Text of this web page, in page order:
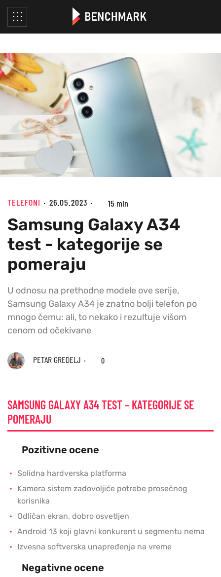
TELEFONI 26.05.2023 15 min
Samsung Galaxy A34
test - kategorije se
pomeraju
U odnosu na prethodne modele ove serije,
Samsung Galaxy A34 je znatno bolji telefon po
mnogo čemu: ali, to nekako i rezultuje višom
cenom od očekivane
PETAR GREDELJ 0
SAMSUNG GALAXY A34 TEST – KATEGORIJE SE
POMERAJU
Pozitivne ocene
Solidna hardverska platforma
Kamera sistem zadovoljiće potrebe prosečnog
korisnika
Odličan ekran, dobro osvetljen
Android 13 koji glavni konkurent u segmentu nema
Izvesna softverska unapređenja na vreme
Negativne ocene